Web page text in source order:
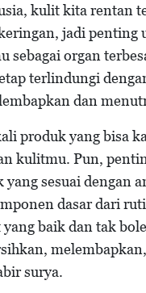
kulit kita rentan
jadi penting
sebagai organ
terlindungi
dan
produk yang bisa
kulitmu. Pun,
sesuai dengan
dasar dari
baik dan tak
surya.